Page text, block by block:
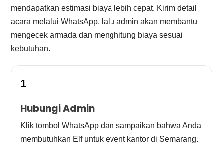
mendapatkan estimasi biaya lebih cepat. Kirim detail
acara melalui WhatsApp, lalu admin akan membantu
mengecek armada dan menghitung biaya sesuai
kebutuhan.
1
Hubungi Admin
Klik tombol WhatsApp dan sampaikan bahwa Anda
membutuhkan Elf untuk event kantor di Semarang.